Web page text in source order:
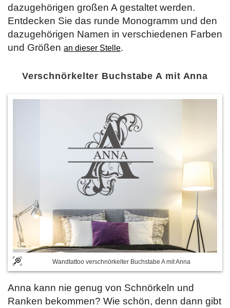
dazugehörigen großen A gestaltet werden.
Entdecken Sie das runde Monogramm und den
dazugehörigen Namen in verschiedenen Farben
und Größen an dieser Stelle.
Verschnörkelter Buchstabe A mit Anna
Wandtattoo verschnörkelter Buchstabe A mit Anna
Anna kann nie genug von Schnörkeln und
Ranken bekommen? Wie schön, denn dann gibt